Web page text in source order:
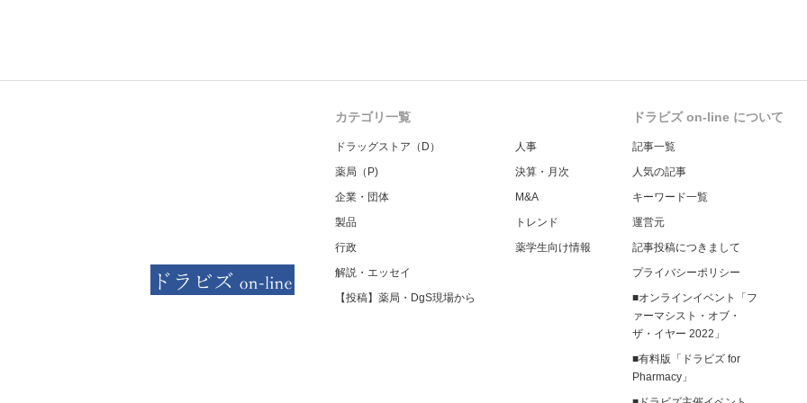
カテゴリ一覧
ドラッグストア（D）
薬局（P)
企業・団体
製品
行政
解説・エッセイ
【投稿】薬局・DgS現場から
人事
決算・月次
M&A
トレンド
薬学生向け情報
ドラビズ on-line について
記事一覧
人気の記事
キーワード一覧
運営元
記事投稿につきまして
プライバシーポリシー
■オンラインイベント「フ
ァーマシスト・オブ・
ザ・イヤー 2022」
■有料版「ドラビズ for
Pharmacy」